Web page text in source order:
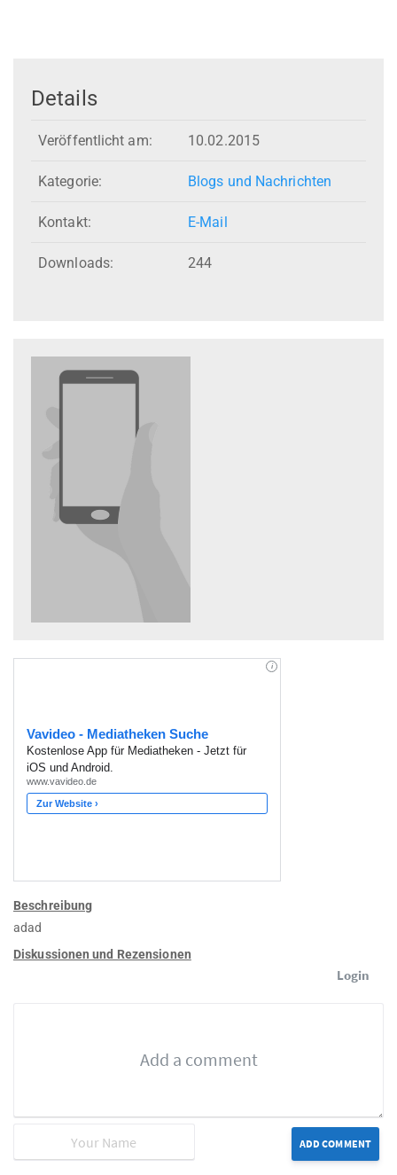
Details
Veröffentlicht am: 10.02.2015
Kategorie: Blogs und Nachrichten
Kontakt: E-Mail
Downloads: 244
Beschreibung
adad
Diskussionen und Rezensionen
Login
ADD COMMENT